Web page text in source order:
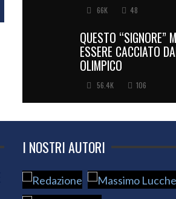
66K 48
QUESTO “SIGNORE”
ESSERE CACCIATO
OLIMPICO
56.4K 106
I NOSTRI AUTORI